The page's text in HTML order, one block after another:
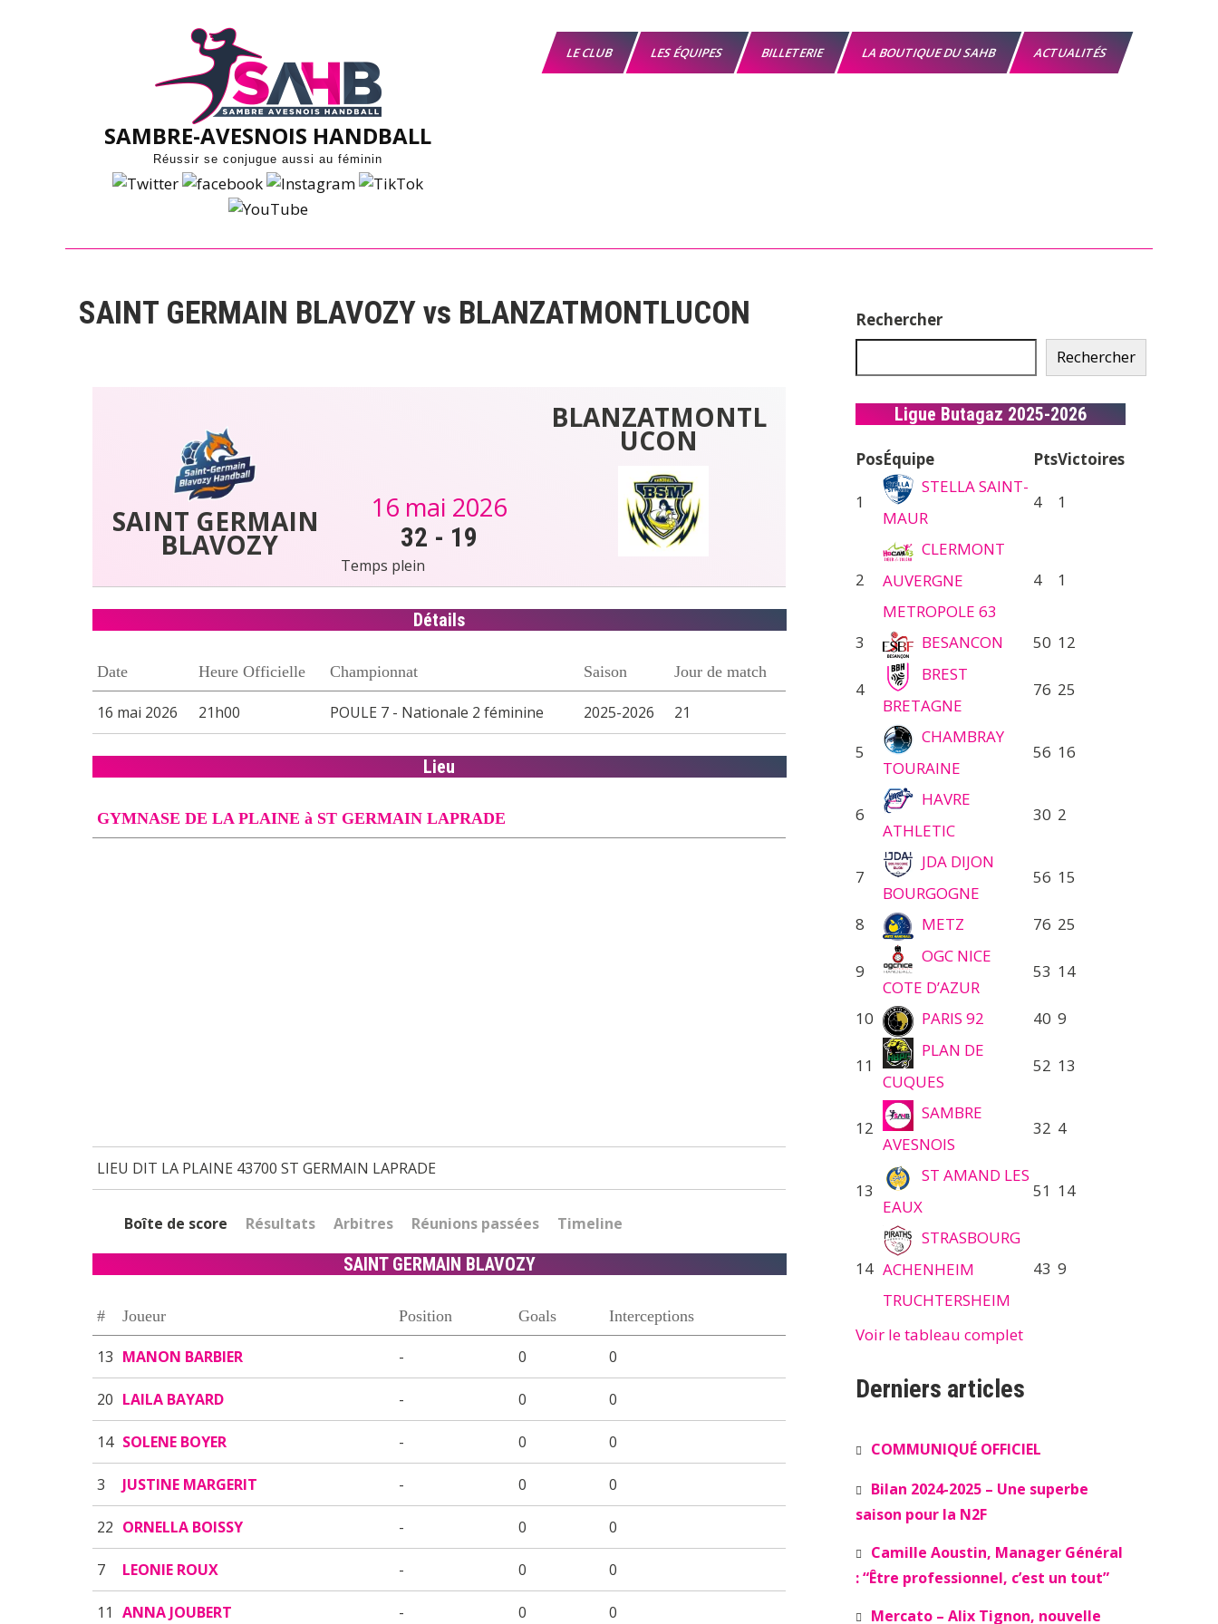
SAMBRE-AVESNOIS HANDBALL
Réussir se conjugue aussi au féminin
LE CLUB LES ÉQUIPES BILLETERIE LA BOUTIQUE DU SAHB ACTUALITÉS
SAINT GERMAIN BLAVOZY vs BLANZATMONTLUCON
SAINT GERMAIN
BLAVOZY
BLANZATMONTL
UCON
16 mai 2026
32 - 19
Temps plein
Détails
Date Heure Officielle Championnat Saison Jour de match
16 mai 2026 21h00 POULE 7 - Nationale 2 féminine 2025-2026 21
Lieu
GYMNASE DE LA PLAINE à ST GERMAIN LAPRADE
LIEU DIT LA PLAINE 43700 ST GERMAIN LAPRADE
Boîte de score Résultats Arbitres Réunions passées Timeline
SAINT GERMAIN BLAVOZY
# Joueur Position Goals Interceptions
13 MANON BARBIER - 0 0
20 LAILA BAYARD - 0 0
14 SOLENE BOYER - 0 0
3 JUSTINE MARGERIT - 0 0
22 ORNELLA BOISSY - 0 0
7 LEONIE ROUX - 0 0
11 ANNA JOUBERT - 0 0
Rechercher
Rechercher
Ligue Butagaz 2025-2026
PosÉquipe PtsVictoires
1
STELLA SAINT-
MAUR
4 1
2
CLERMONT
AUVERGNE
METROPOLE 63
4 1
3 BESANCON 50 12
4
BREST
BRETAGNE
76 25
5
CHAMBRAY
TOURAINE
56 16
6
HAVRE
ATHLETIC
30 2
7
JDA DIJON
BOURGOGNE
56 15
8 METZ 76 25
9
OGC NICE
COTE D’AZUR
53 14
10 PARIS 92 40 9
11
PLAN DE
CUQUES
52 13
12
SAMBRE
AVESNOIS
32 4
13
ST AMAND LES
EAUX
51 14
14
STRASBOURG
ACHENHEIM
TRUCHTERSHEIM
43 9
Voir le tableau complet
Derniers articles
COMMUNIQUÉ OFFICIEL
Bilan 2024-2025 – Une superbe
saison pour la N2F
Camille Aoustin, Manager Général
: “Être professionnel, c’est un tout”
Mercato – Alix Tignon, nouvelle